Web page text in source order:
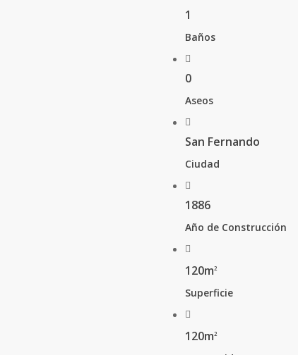
1
Baños
0
Aseos
San Fernando
Ciudad
1886
Año de Construcción
120m2
Superficie
120m2